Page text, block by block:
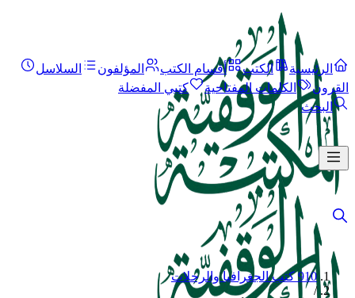
الرئيسية الكتب أقسام الكتب المؤلفون
السلاسل
القرون
الكلمات المفتاحية
كتبي المفضلة
البحث
910 كتب الجغرافيا والرحلات
/